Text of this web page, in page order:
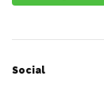
Social